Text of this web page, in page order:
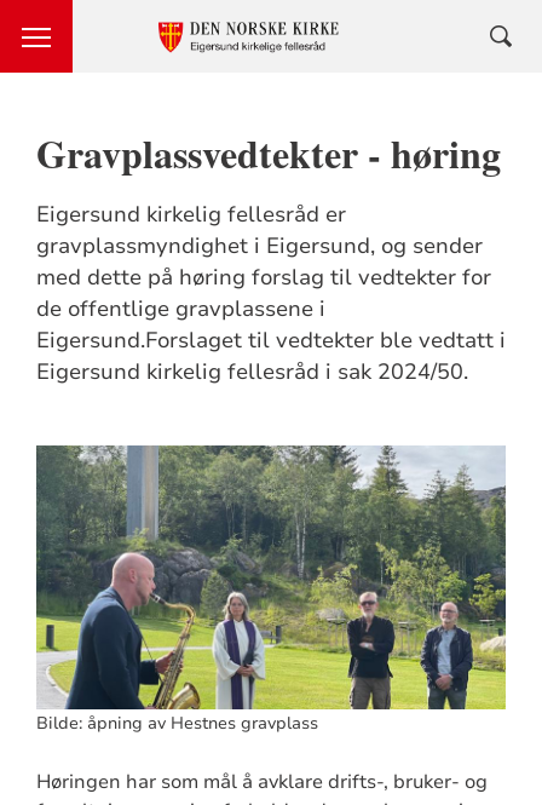
Gravplassvedtekter - høring
Eigersund kirkelig fellesråd er
gravplassmyndighet i Eigersund, og sender
med dette på høring forslag til vedtekter for
de offentlige gravplassene i
Eigersund.Forslaget til vedtekter ble vedtatt i
Eigersund kirkelig fellesråd i sak 2024/50.
Bilde: åpning av Hestnes gravplass
Høringen har som mål å avklare drifts-, bruker- og